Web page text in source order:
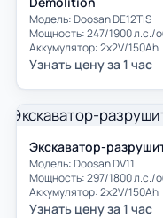
Модель: Doosan DE12TIS
Мощность: 247/1900 л.с./
Аккумулятор: 2х2V/150Ah
Узнать цену за 1 час
Экскаватор-
Модель: Doosan DV11
Мощность: 297/1800 л.с./
Аккумулятор: 2х2V/150Ah
Узнать цену за 1 час